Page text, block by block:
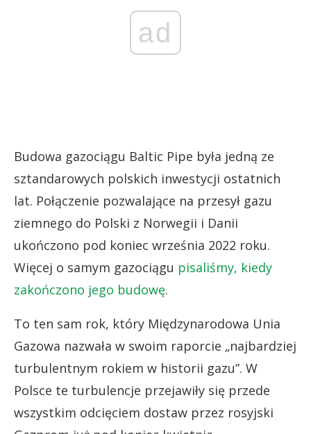
ad
Budowa gazociągu Baltic Pipe była jedną ze
sztandarowych polskich inwestycji ostatnich
lat. Połączenie pozwalające na przesył gazu
ziemnego do Polski z Norwegii i Danii
ukończono pod koniec września 2022 roku.
Więcej o samym gazociągu pisaliśmy, kiedy
zakończono jego budowę.
To ten sam rok, który Międzynarodowa Unia
Gazowa nazwała w swoim raporcie „najbardziej
turbulentnym rokiem w historii gazu”. W
Polsce te turbulencje przejawiły się przede
wszystkim odcięciem dostaw przez rosyjski